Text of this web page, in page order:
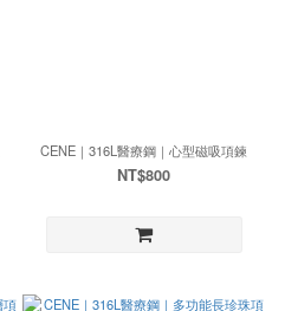
CENE｜316L醫療鋼｜心型磁吸項鍊
NT$800